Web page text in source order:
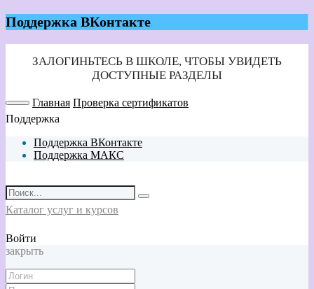
Поддержка ВКонтакте
Главная Проверка сертификатов
Поддержка
Поддержка ВКонтакте
Поддержка МАКС
Каталог услуг и курсов
Войти
закрыть